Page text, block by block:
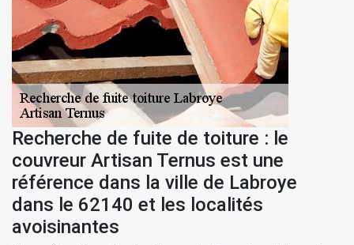
Recherche de fuite de toiture : le
couvreur Artisan Ternus est une
référence dans la ville de Labroye
dans le 62140 et les localités
avoisinantes